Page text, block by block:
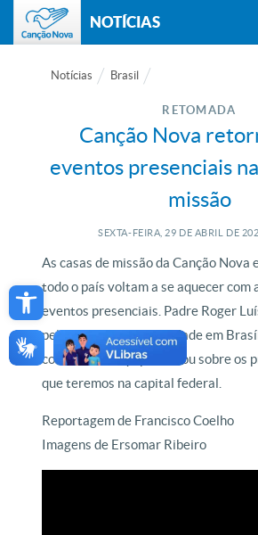
Open toolbar
NOTÍCIAS
Notícias Brasil
RETOMADA
Canção Nova
eventos presenciais
missão
SEXTA-FEIRA, 29 DE ABRIL DE
As casas de missão da Canção Nova
todo o país voltam a se aquecer com
eventos presenciais. Padre Roger
pela missão da Comunidade em
com a nossa equipe e falou sobre os
que teremos na capital federal.
Reportagem de Francisco Coelho
Imagens de Ersomar Ribeiro